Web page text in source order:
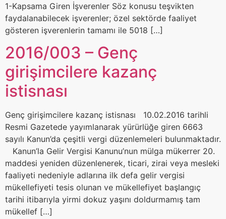
1-Kapsama Giren İşverenler Söz konusu teşvikten
faydalanabilecek işverenler; özel sektörde faaliyet
gösteren işverenlerin tamamı ile 5018 […]
2016/003 – Genç
girişimcilere kazanç
istisnası
Genç girişimcilere kazanç istisnası 10.02.2016 tarihli
Resmi Gazetede yayımlanarak yürürlüğe giren 6663
sayılı Kanun’da çeşitli vergi düzenlemeleri bulunmaktadır.
Kanun’la Gelir Vergisi Kanunu’nun mülga mükerrer 20.
maddesi yeniden düzenlenerek, ticari, zirai veya mesleki
faaliyeti nedeniyle adlarına ilk defa gelir vergisi
mükellefiyeti tesis olunan ve mükellefiyet başlangıç
tarihi itibarıyla yirmi dokuz yaşını doldurmamış tam
mükellef […]